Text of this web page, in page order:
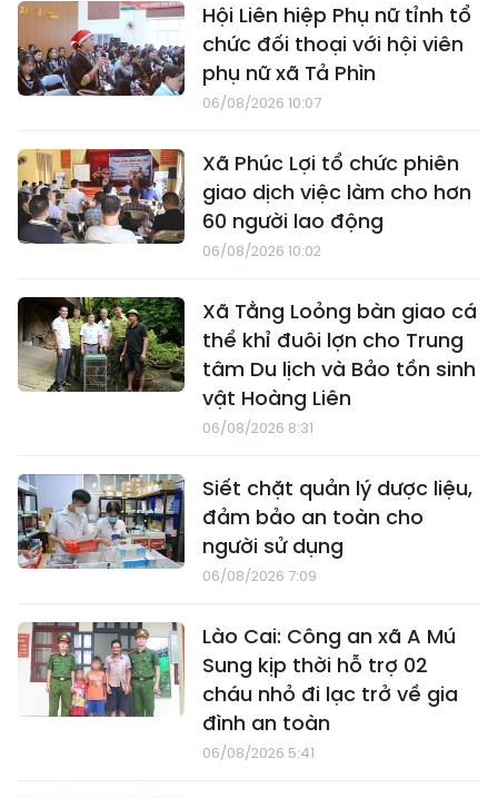
Hội Liên hiệp Phụ nữ tỉnh tổ
chức đối thoại với hội viên
phụ nữ xã Tả Phìn
06/08/2026 10:07
Xã Phúc Lợi tổ chức phiên
giao dịch việc làm cho hơn
60 người lao động
06/08/2026 10:02
Xã Tằng Loỏng bàn giao cá
thể khỉ đuôi lợn cho Trung
tâm Du lịch và Bảo tồn sinh
vật Hoàng Liên
06/08/2026 8:31
Siết chặt quản lý dược liệu,
đảm bảo an toàn cho
người sử dụng
06/08/2026 7:09
Lào Cai: Công an xã A Mú
Sung kịp thời hỗ trợ 02
cháu nhỏ đi lạc trở về gia
đình an toàn
06/08/2026 5:41